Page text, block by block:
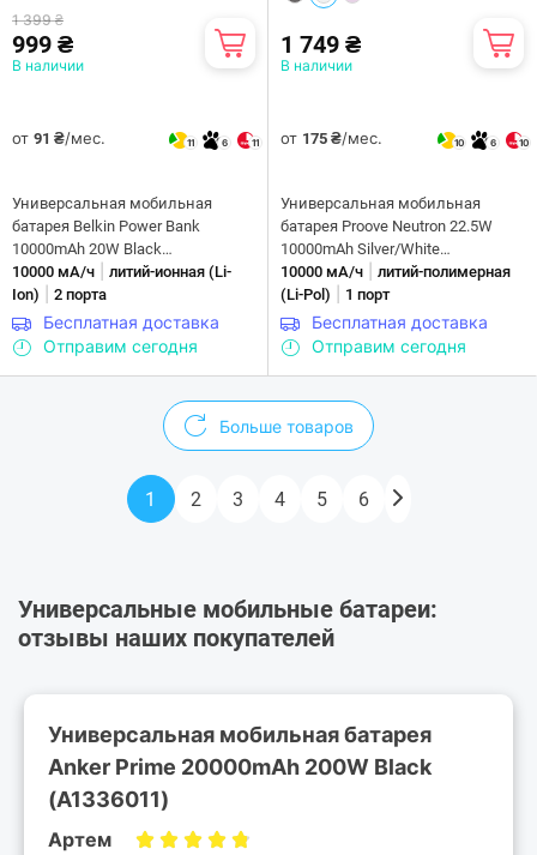
1 399 ₴
999 ₴
В наличии
от 91 ₴/мес. 11 6 11
Универсальная мобильная
батарея Belkin Power Bank
10000mAh 20W Black
(BPB021HQBK)
10000 мА/ч
литий-ионная (Li-
Ion)
2 порта
Бесплатная доставка
Отправим сегодня
1 749 ₴
В наличии
от 175 ₴/мес. 10 6 10
Универсальная мобильная
батарея Proove Neutron 22.5W
10000mAh Silver/White
(PBNE22022206)
10000 мА/ч
литий-полимерная
(Li-Pol)
1 порт
Бесплатная доставка
Отправим сегодня
Больше товаров
1 2 3 4 5 6
Универсальные мобильные батареи:
отзывы наших покупателей
Универсальная мобильная батарея
Anker Prime 20000mAh 200W Black
(A1336011)
Артем